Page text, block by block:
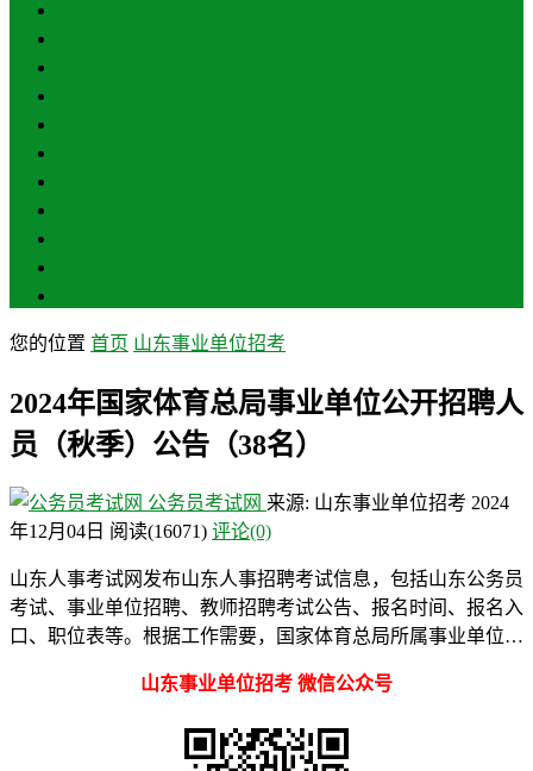
您的位置 首页 山东事业单位招考
2024年国家体育总局事业单位公开招聘人
员（秋季）公告（38名）
公务员考试网 来源: 山东事业单位招考 2024
年12月04日 阅读(16071) 评论(0)
山东人事考试网发布山东人事招聘考试信息，包括山东公务员
考试、事业单位招聘、教师招聘考试公告、报名时间、报名入
口、职位表等。根据工作需要，国家体育总局所属事业单位…
山东事业单位招考 微信公众号